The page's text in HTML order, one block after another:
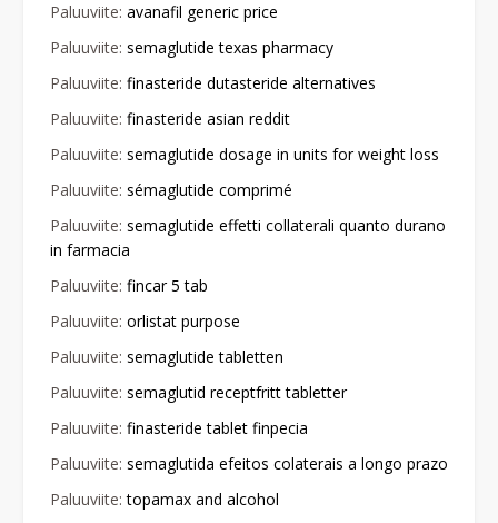
Paluuviite: avanafil generic price
Paluuviite: semaglutide texas pharmacy
Paluuviite: finasteride dutasteride alternatives
Paluuviite: finasteride asian reddit
Paluuviite: semaglutide dosage in units for weight loss
Paluuviite: sémaglutide comprimé
Paluuviite: semaglutide effetti collaterali quanto durano
in farmacia
Paluuviite: fincar 5 tab
Paluuviite: orlistat purpose
Paluuviite: semaglutide tabletten
Paluuviite: semaglutid receptfritt tabletter
Paluuviite: finasteride tablet finpecia
Paluuviite: semaglutida efeitos colaterais a longo prazo
Paluuviite:topamax and alcohol